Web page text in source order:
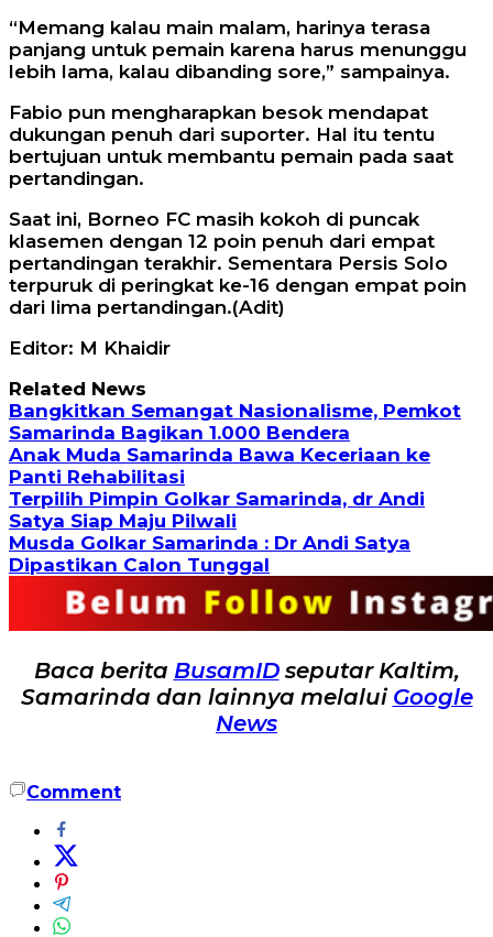
“Memang kalau main malam, harinya terasa
panjang untuk pemain karena harus menunggu
lebih lama, kalau dibanding sore,” sampainya.
Fabio pun mengharapkan besok mendapat
dukungan penuh dari suporter. Hal itu tentu
bertujuan untuk membantu pemain pada saat
pertandingan.
Saat ini, Borneo FC masih kokoh di puncak
klasemen dengan 12 poin penuh dari empat
pertandingan terakhir. Sementara Persis Solo
terpuruk di peringkat ke-16 dengan empat poin
dari lima pertandingan.(Adit)
Editor: M Khaidir
Related News
Bangkitkan Semangat Nasionalisme, Pemkot
Samarinda Bagikan 1.000 Bendera
Anak Muda Samarinda Bawa Keceriaan ke
Panti Rehabilitasi
Terpilih Pimpin Golkar Samarinda, dr Andi
Satya Siap Maju Pilwali
Musda Golkar Samarinda : Dr Andi Satya
Dipastikan Calon Tunggal
Baca berita BusamIDseputar Kaltim,
Samarinda dan lainnya melalui Google
News
Comment